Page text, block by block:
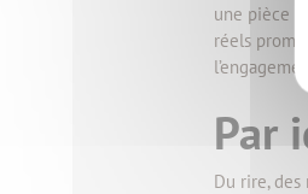
une pièce
réels
Par
Du rire,